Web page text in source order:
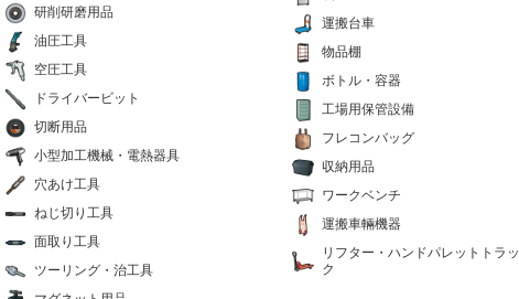
運搬台車
物品棚
ボトル・容器
工場用保管設備
フレコンバッグ
収納用品
ワークベンチ
運搬車輛機器
リフター・ハンドパレットトラッ
ク
研削研磨用品
油圧工具
空圧工具
ドライバービット
切断用品
小型加工機械・電熱器具
穴あけ工具
ねじ切り工具
面取り工具
ツーリング・治工具